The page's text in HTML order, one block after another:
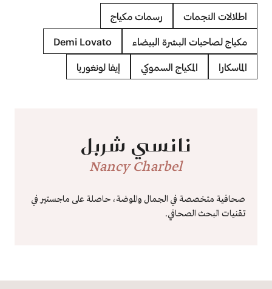
اطلالات النجمات رسمات مكياج
مكياج لصاحبات البشرة البيضاء Demi Lovato
الماسكارا المكياج السموكي إيفا لونغوريا
نانسي شربل
Nancy Charbel
صحافية متخصصة في الجمال والموضة، حاصلة على ماجستير في
تقنيات البحث الصحافي.